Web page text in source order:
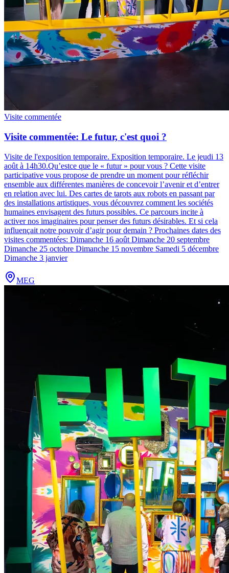
Visite commentée
Visite commentée: Le futur, c'est quoi ?
Visite de l'exposition temporaire. Exposition temporaire. Le jeudi 13
août à 14h30.Qu’estce que le « futur » pour vous ? Cette visite
participative vous propose de prendre un moment pour réfléchir
ensemble aux différentes manières de concevoir l’avenir et d’entrer
en relation avec lui. Des cartes de tarots aux robots en passant par
des installations artistiques, vous découvrez comment les sociétés
humaines envisagent des futurs possibles. Ce parcours incite à
activer nos imaginaires pour penser des futurs désirables. Et si cela
influençait notre pouvoir d’agir pour demain ? Prochaines dates des
visites commentées: Dimanche 16 août Dimanche 20 septembre
Dimanche 25 octobre Dimanche 15 novembre Samedi 5 décembre
Dimanche 3 janvier
MEG